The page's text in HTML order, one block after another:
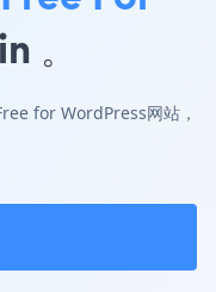
。
for WordPress网站，